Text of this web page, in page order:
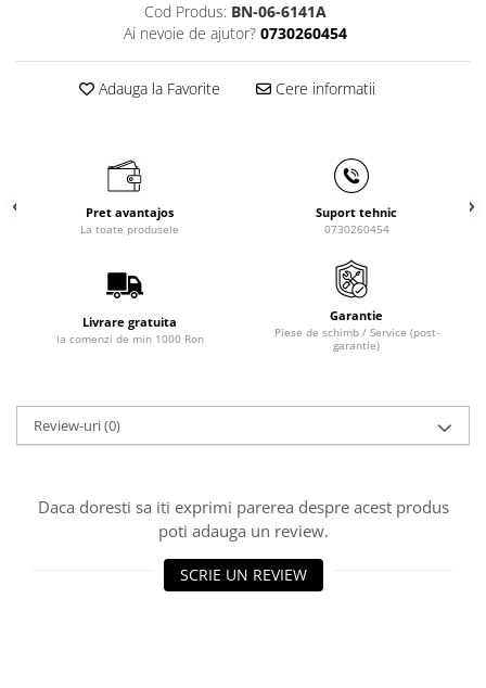
Masini de gaurit radiale
Masini de gaurit cu freza
Masini de frezat cu batiu
Masini de frezat multifunctionale
Masini de frezat universale SERVO
Masini de slefuit metal
Masini de ascutit burghie
Masini de lustruit
Masini de rectificat plan
Masini de rectificat plan
Masini de slefuit combinate
Masini de slefuit cu banda
Masini de slefuit cu disc
Cod Produs: BN-06-6141A
Ai nevoie de ajutor? 0730260454
Adauga la Favorite Cere informatii
Pret avantajos
La toate produsele
Suport tehnic
0730260454
Livrare gratuita
la comenzi de min 1000 Ron
Garantie
Piese de schimb / Service (post-
garantie)
Review-uri(0)
Daca doresti sa iti exprimi parerea despre acest produs
poti adauga un review.
SCRIE UN REVIEW